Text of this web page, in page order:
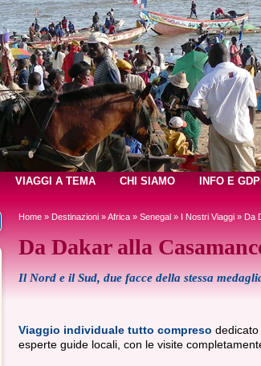
VIAGGI A TEMA CHI SIAMO INFO E
Home» Destinazioni»Africa» Senegal» I Nostri Viaggi» Da
Da Dakar alla
Il Nord e il Sud, due facce della stessa
Viaggio individuale tutto compreso
esperte guide locali, con le visite